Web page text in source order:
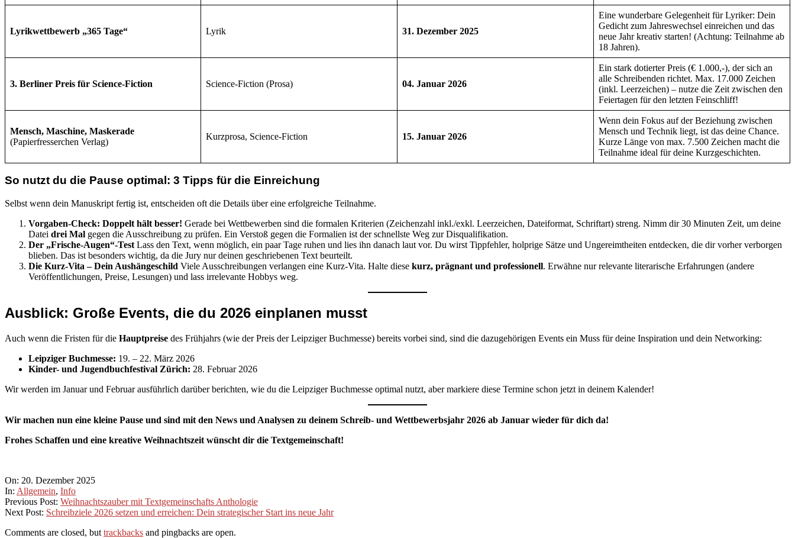
Lyrikwettbewerb „365 Tage“ Lyrik 31. Dezember 2025
Eine wunderbare Gelegenheit für Lyriker: Dein
Gedicht zum Jahreswechsel einreichen und das
neue Jahr kreativ starten! (Achtung: Teilnahme ab
18 Jahren).
3. Berliner Preis für Science-Fiction Science-Fiction (Prosa) 04. Januar 2026
Ein stark dotierter Preis (€ 1.000,-), der sich an
alle Schreibenden richtet. Max. 17.000 Zeichen
(inkl. Leerzeichen) – nutze die Zeit zwischen den
Feiertagen für den letzten Feinschliff!
Mensch, Maschine, Maskerade
(Papierfresserchen Verlag)
Kurzprosa, Science-Fiction 15. Januar 2026
Wenn dein Fokus auf der Beziehung zwischen
Mensch und Technik liegt, ist das deine Chance.
Kurze Länge von max. 7.500 Zeichen macht die
Teilnahme ideal für deine Kurzgeschichten.
So nutzt du die Pause optimal: 3 Tipps für die Einreichung
Selbst wenn dein Manuskript fertig ist, entscheiden oft die Details über eine erfolgreiche Teilnahme.
Vorgaben-Check: Doppelt hält besser! Gerade bei Wettbewerben sind die formalen Kriterien (Zeichenzahl inkl./exkl. Leerzeichen, Dateiformat, Schriftart) streng. Nimm dir 30 Minuten Zeit, um deine
Datei drei Mal gegen die Ausschreibung zu prüfen. Ein Verstoß gegen die Formalien ist der schnellste Weg zur Disqualifikation.
Der „Frische-Augen“-Test Lass den Text, wenn möglich, ein paar Tage ruhen und lies ihn danach laut vor. Du wirst Tippfehler, holprige Sätze und Ungereimtheiten entdecken, die dir vorher verborgen
blieben. Das ist besonders wichtig, da die Jury nur deinen geschriebenen Text beurteilt.
Die Kurz-Vita – Dein Aushängeschild Viele Ausschreibungen verlangen eine Kurz-Vita. Halte diese kurz, prägnant und professionell. Erwähne nur relevante literarische Erfahrungen (andere
Veröffentlichungen, Preise, Lesungen) und lass irrelevante Hobbys weg.
Ausblick: Große Events, die du 2026 einplanen musst
Auch wenn die Fristen für die Hauptpreise des Frühjahrs (wie der Preis der Leipziger Buchmesse) bereits vorbei sind, sind die dazugehörigen Events ein Muss für deine Inspiration und dein Networking:
Leipziger Buchmesse: 19. – 22. März 2026
Kinder- und Jugendbuchfestival Zürich: 28. Februar 2026
Wir werden im Januar und Februar ausführlich darüber berichten, wie du die Leipziger Buchmesse optimal nutzt, aber markiere diese Termine schon jetzt in deinem Kalender!
Wir machen nun eine kleine Pause und sind mit den News und Analysen zu deinem Schreib- und Wettbewerbsjahr 2026 ab Januar wieder für dich da!
Frohes Schaffen und eine kreative Weihnachtszeit wünscht dir die Textgemeinschaft!
2025-
12-
20
On: 20. Dezember 2025
In: Allgemein, Info
Previous Post: Weihnachtszauber mit Textgemeinschafts Anthologie
Next Post: Schreibziele 2026 setzen und erreichen: Dein strategischer Start ins neue Jahr
Comments are closed, but trackbacks and pingbacks are open.